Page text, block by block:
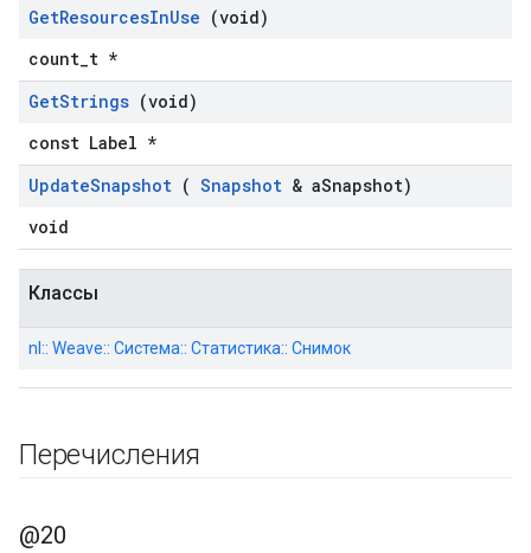
GetResourcesInUse (void)
count_t *
GetStrings (void)
const Label *
UpdateSnapshot ( Snapshot & aSnapshot)
void
Классы
nl:: Weave:: Система:: Статистика:: Снимок
Перечисления
@20